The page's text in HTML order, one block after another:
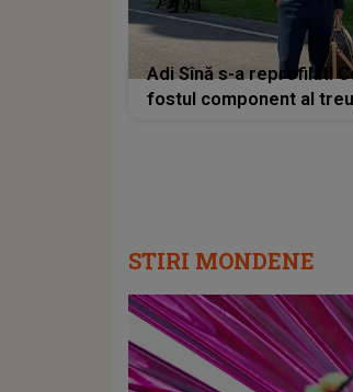
Adi Sînă s-a reprofilat!
fostul component al
STIRI MONDENE